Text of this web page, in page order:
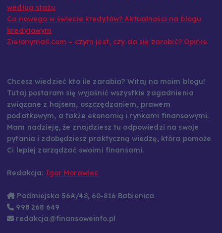
Ile zarabia nauczyciel matematyki – średnie zarobki
według stażu
Co nowego w świecie kredytów? Aktualności na blogu
kredytowym
Chcesz wiedzieć kto ile zarabia? Witaj na moim blogu!
Tutaj postaram się wyjaśnić wszystkie zagadnienia
związane z hajsem, oszczędzaniem, prawem
podatkowym, a także ekonomią i rynkami finansowymi.
Mam nadzieję, że znajdziesz tu odpowiedzi na swoje
pytania i zdobędziesz praktyczną wiedzę, która pomoże
Podmiejska 56A/48, 60-816 Babienica
998 268 649